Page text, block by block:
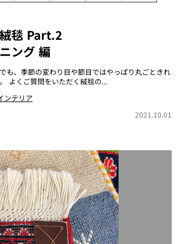
絨毯 Part.2
ング 編
も、季節の変わり目や節目ではやっぱり丸ごときれ
よくご質問をいただく絨毯の...
ンテリア
2021.10.01